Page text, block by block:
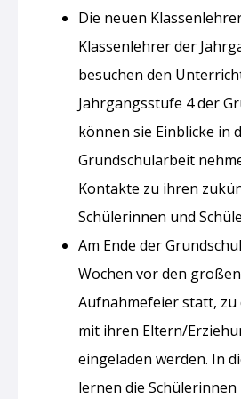
Die neuen
Klassenlehrer der
besuchen den
Jahrgangsstufe 4 der
können sie Einblicke in
Grundschularbeit
Kontakte zu ihren
Schülerinnen und
Am Ende der
Wochen vor den
Aufnahmefeier statt, zu
mit ihren Eltern/
eingeladen werden. In
lernen die